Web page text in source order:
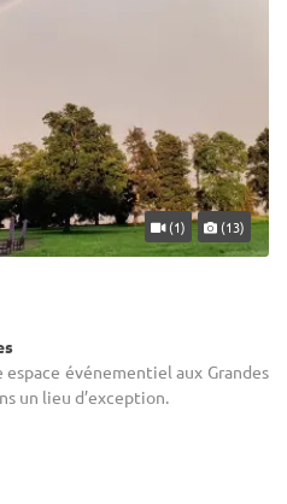
(1) (13)
événementiel aux Grandes
un lieu d’exception.